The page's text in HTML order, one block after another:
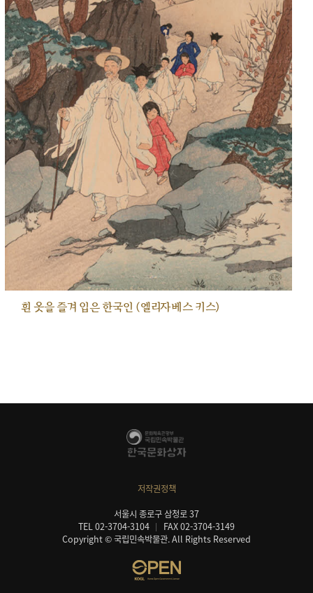
흰 옷을 즐겨 입은 한국인 (엘리자베스 키스)
저작권정책
서울시 종로구 삼청로 37
TEL 02-3704-3104
FAX 02-3704-3149
Copyright © 국립민속박물관. All Rights Reserved